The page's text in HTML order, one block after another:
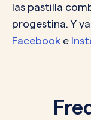
las pastilla
progestina. Y
Facebook e